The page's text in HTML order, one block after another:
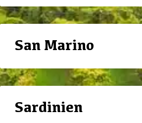
San Marino
Sardinien